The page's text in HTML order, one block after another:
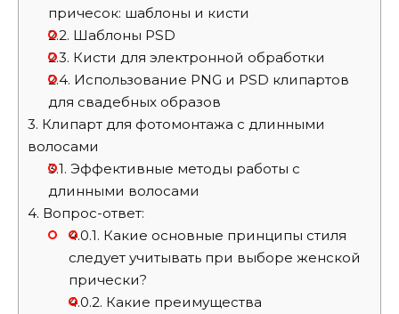
причесок: шаблоны и кисти
2.2. Шаблоны PSD
2.3. Кисти для электронной обработки
2.4. Использование PNG и PSD клипартов
для свадебных образов
3. Клипарт для фотомонтажа с длинными
волосами
3.1. Эффективные методы работы с
длинными волосами
4. Вопрос-ответ:
4.0.1. Какие основные принципы стиля
следует учитывать при выборе женской
прически?
4.0.2. Какие преимущества